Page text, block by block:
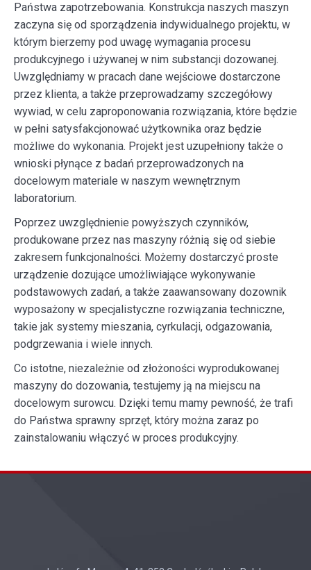
Państwa zapotrzebowania. Konstrukcja naszych maszyn
zaczyna się od sporządzenia indywidualnego projektu, w
którym bierzemy pod uwagę wymagania procesu
produkcyjnego i używanej w nim substancji dozowanej.
Uwzględniamy w pracach dane wejściowe dostarczone
przez klienta, a także przeprowadzamy szczegółowy
wywiad, w celu zaproponowania rozwiązania, które będzie
w pełni satysfakcjonować użytkownika oraz będzie
możliwe do wykonania. Projekt jest uzupełniony także o
wnioski płynące z badań przeprowadzonych na
docelowym materiale w naszym wewnętrznym
laboratorium.
Poprzez uwzględnienie powyższych czynników,
produkowane przez nas maszyny różnią się od siebie
zakresem funkcjonalności. Możemy dostarczyć proste
urządzenie dozujące umożliwiające wykonywanie
podstawowych zadań, a także zaawansowany dozownik
wyposażony w specjalistyczne rozwiązania techniczne,
takie jak systemy mieszania, cyrkulacji, odgazowania,
podgrzewania i wiele innych.
Co istotne, niezależnie od złożoności wyprodukowanej
maszyny do dozowania, testujemy ją na miejscu na
docelowym surowcu. Dzięki temu mamy pewność, że trafi
do Państwa sprawny sprzęt, który można zaraz po
zainstalowaniu włączyć w proces produkcyjny.